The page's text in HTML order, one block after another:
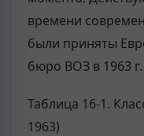
времени
были приняты
бюро ВОЗ в 1963 г.
Таблица 16-1.
1963)